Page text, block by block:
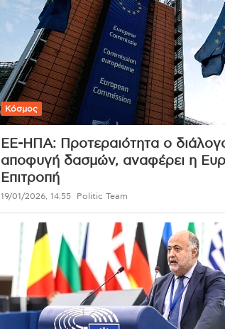
Κόσμος
ΕΕ-ΗΠΑ: Προτεραιότητα ο
αποφυγή δασμών, αναφέρει η
Επιτροπή
19/01/2026, 14:55 Politic Team